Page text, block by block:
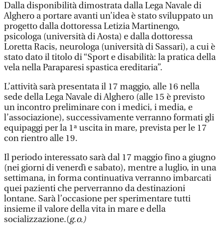
Dalla disponibilità dimostrata dalla Lega Navale di
Alghero a portare avanti un’idea è stato sviluppato un
progetto dalla dottoressa Letizia Martinengo,
psicologa (università di Aosta) e dalla dottoressa
Loretta Racis, neurologa (università di Sassari), a cui è
stato dato il titolo di “Sport e disabilità: la pratica della
vela nella Paraparesi spastica ereditaria”.
L’attività sarà presentata il 17 maggio, alle 16 nella
sede della Lega Navale di Alghero (alle 15 è previsto
un incontro preliminare con i medici, i media, e
l’associazione), successivamente verranno formati gli
equipaggi per la 1ª uscita in mare, prevista per le 17
con rientro alle 19.
Il periodo interessato sarà dal 17 maggio fino a giugno
(nei giorni di venerdì e sabato), mentre a luglio, in una
settimana, in forma continuativa verranno imbarcati
quei pazienti che perverranno da destinazioni
lontane. Sarà l’occasione per sperimentare tutti
insieme il valore della vita in mare e della
socializzazione.(g.o.)